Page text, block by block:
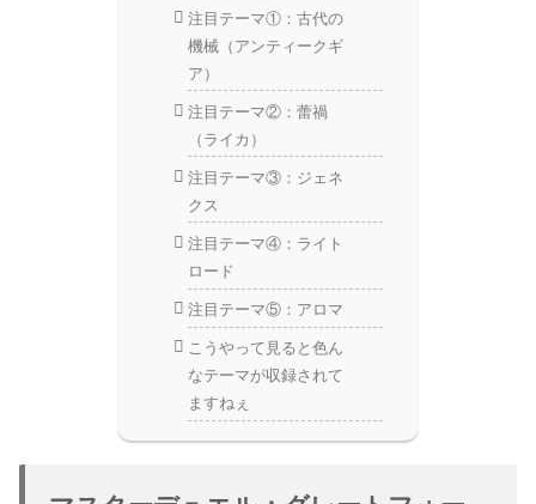
注目テーマ①：古代の
機械（アンティークギ
ア）
注目テーマ②：蕾禍
（ライカ）
注目テーマ③：ジェネ
クス
注目テーマ④：ライト
ロード
注目テーマ⑤：アロマ
こうやって見ると色ん
なテーマが収録されて
ますねぇ